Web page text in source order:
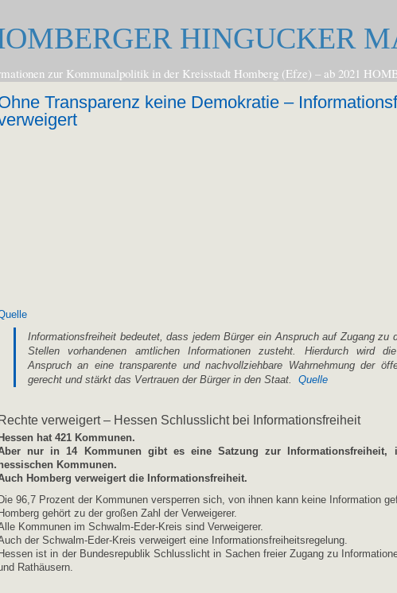
HINGUCKER
zur Kommunalpolitik in der Kreisstadt Homberg (Efze) – ab 2021
Transparenz keine Demokratie –
Informationsfreiheit bedeutet, dass jedem Bürger ein Anspruch auf Zugang zu
Stellen vorhandenen amtlichen Informationen zusteht. Hierdurch wird
Anspruch an eine transparente und nachvollziehbare Wahrnehmung der
gerecht und stärkt das Vertrauen der Bürger in den Staat. Quelle
Rechte verweigert – Hessen Schlusslicht bei Informationsfreiheit
Hessen hat 421 Kommunen.
nur in 14 Kommunen gibt es eine Satzung zur Informationsfreiheit,
hessischen Kommunen.
Homberg verweigert die Informationsfreiheit.
Die 96,7 Prozent der Kommunen versperren sich, von ihnen kann keine Information
Homberg gehört zu der großen Zahl der Verweigerer.
Kommunen im Schwalm-Eder-Kreis sind Verweigerer.
der Schwalm-Eder-Kreis verweigert eine Informationsfreiheitsregelung.
Hessen ist in der Bundesrepublik Schlusslicht in Sachen freier Zugang zu
Rathäusern.